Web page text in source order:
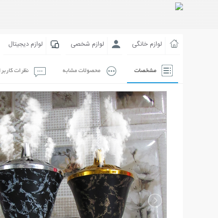
لوازم خانگی لوازم شخصی لوازم دیجیتال
مشخصات محصولات مشابه نظرات